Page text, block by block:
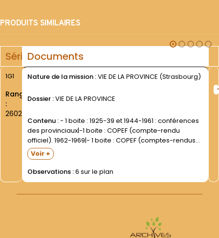
PRODUITS SIMILAIRES
SérieDocuments
1G1
Rang
:
2602
Nature de la mission :VIE DE LA PROVINCE (Strasbourg)
Dossier :VIE DE LA PROVINCE
Contenu :- 1 boite : 1925-39 et 1944-1961 : conférences
des provinciaux|-1 boite : COPEF (compte-rendu
officiel). 1962-1969|- 1 boite : COPEF (comptes-rendus
officiel). 1970-1988|-1 boite : COPEF (compte-rendu
officiel). Dossier du président- de 1990 à 1993|-1 boite :
COPEF- 1996-2002|-1...
Voir +
Observations :6 sur le plan